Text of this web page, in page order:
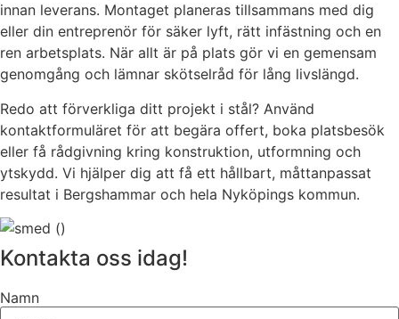
innan leverans. Montaget planeras tillsammans med dig
eller din entreprenör för säker lyft, rätt infästning och en
ren arbetsplats. När allt är på plats gör vi en gemensam
genomgång och lämnar skötselråd för lång livslängd.
Redo att förverkliga ditt projekt i stål? Använd
kontaktformuläret för att begära offert, boka platsbesök
eller få rådgivning kring konstruktion, utformning och
ytskydd. Vi hjälper dig att få ett hållbart, måttanpassat
resultat i Bergshammar och hela Nyköpings kommun.
Kontakta oss idag!
Namn